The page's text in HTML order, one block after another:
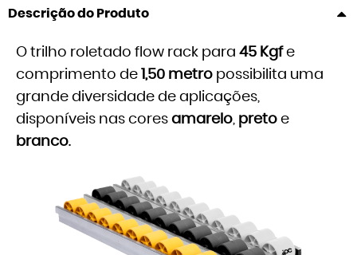
Descrição do Produto
O trilho roletado flow rack para 45 Kgfe
comprimento de 1,50 metro possibilita uma
grande diversidade de aplicações,
disponíveis nas cores amarelo preto e
branco.